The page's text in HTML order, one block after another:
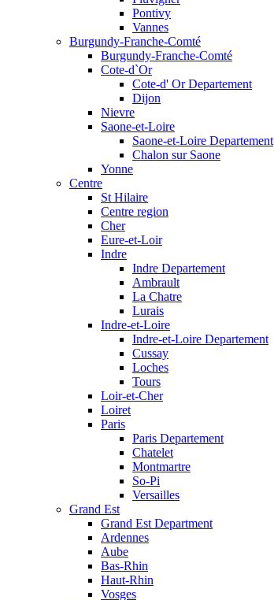
Pontivy
Vannes
Burgundy-Franche-Comté
Burgundy-Franche-Comté
Cote-d`Or
Cote-d' Or Departement
Dijon
Nievre
Saone-et-Loire
Saone-et-Loire Departement
Chalon sur Saone
Yonne
Centre
St Hilaire
Centre region
Cher
Eure-et-Loir
Indre
Indre Departement
Ambrault
La Chatre
Lurais
Indre-et-Loire
Indre-et-Loire Departement
Cussay
Loches
Tours
Loir-et-Cher
Loiret
Paris
Paris Departement
Chatelet
Montmartre
So-Pi
Versailles
Grand Est
Grand Est Department
Ardennes
Aube
Bas-Rhin
Haut-Rhin
Vosges